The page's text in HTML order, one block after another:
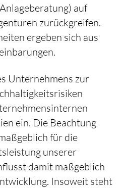
auf
zurückgreifen.
ergeben sich aus
Unternehmens zur
ein. Die Beachtung
für die
unserer
damit maßgeblich
Insoweit steht